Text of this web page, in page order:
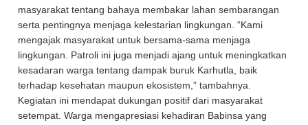
masyarakat tentang bahaya membakar lahan sembarangan
serta pentingnya menjaga kelestarian lingkungan. “Kami
mengajak masyarakat untuk bersama-sama menjaga
lingkungan. Patroli ini juga menjadi ajang untuk meningkatkan
kesadaran warga tentang dampak buruk Karhutla, baik
terhadap kesehatan maupun ekosistem,” tambahnya.
Kegiatan ini mendapat dukungan positif dari masyarakat
setempat. Warga mengapresiasi kehadiran Babinsa yang